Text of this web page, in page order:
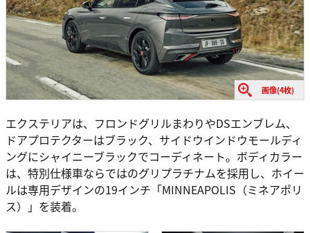
画像(4枚)
エクステリアは、フロンドグリルまわりやDSエンブレム、
ドアプロテクターはブラック、サイドウインドウモールディ
ングにシャイニーブラックでコーディネート。ボディカラー
は、特別仕様車ならではのグリプラチナムを採用し、ホイー
ルは専用デザインの19インチ「MINNEAPOLIS（ミネアポリ
ス）」を装着。